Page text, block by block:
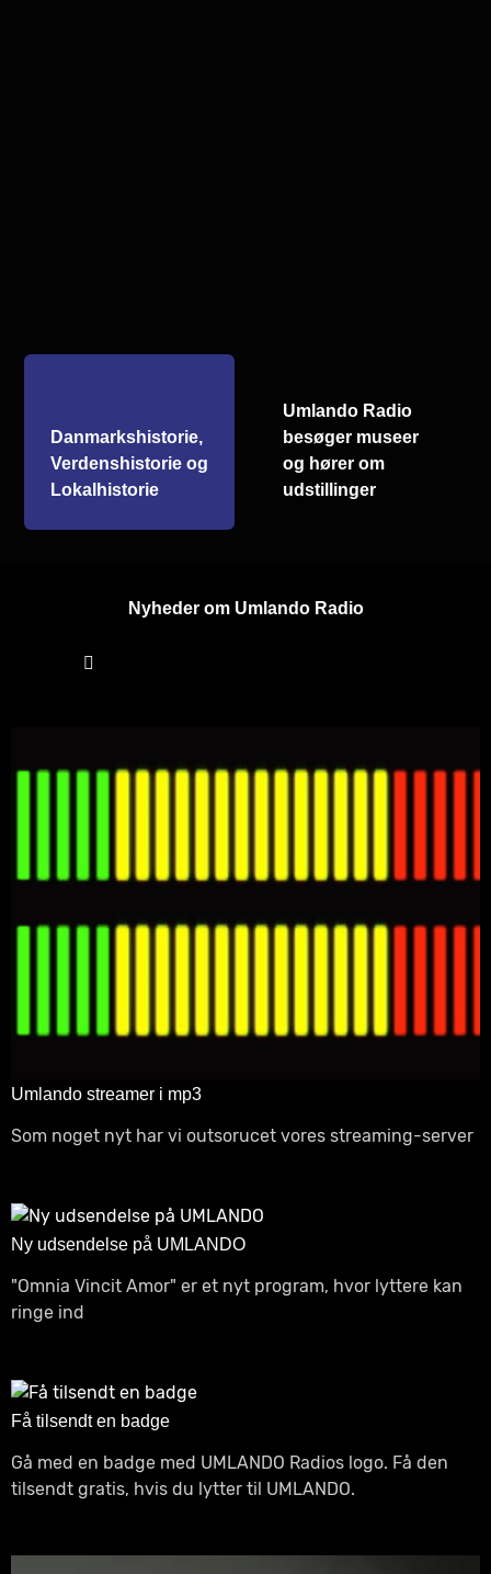
Danmarkshistorie,
Verdenshistorie og
Lokalhistorie
Umlando Radio
besøger museer
og hører om
udstillinger
Nyheder om Umlando Radio
Umlando streamer i mp3
Som noget nyt har vi outsorucet vores streaming-server
Ny udsendelse på UMLANDO
"Omnia Vincit Amor" er et nyt program, hvor lyttere kan
ringe ind
Få tilsendt en badge
Gå med en badge med UMLANDO Radios logo. Få den
tilsendt gratis, hvis du lytter til UMLANDO.